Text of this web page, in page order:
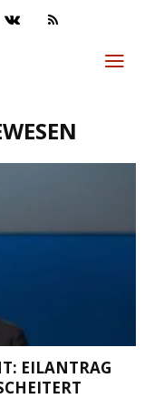
EILANTRAG